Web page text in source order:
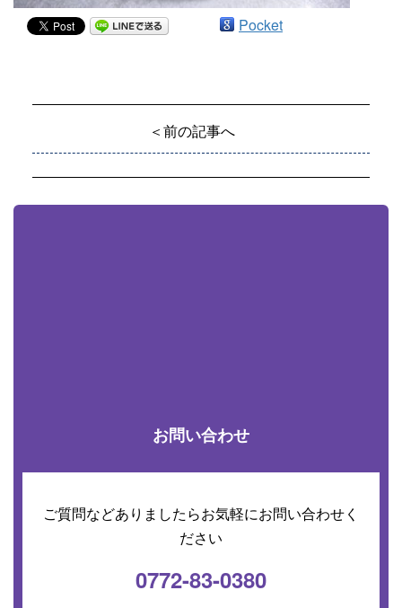
Pocket
＜前の記事へ
お問い合わせ
ご質問などありましたらお気軽にお問い合わせく
ださい
0772-83-0380